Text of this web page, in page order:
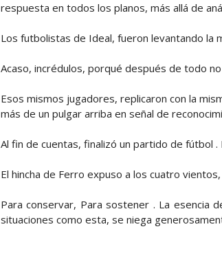
respuesta en todos los planos, más allá de
Los futbolistas de Ideal, fueron levantando la
Acaso, incrédulos, porqué después de todo
Esos mismos jugadores, replicaron con la
más de un pulgar arriba en señal de
Al fin de cuentas, finalizó un partido de fútbol .
El hincha de Ferro expuso a los cuatro
Para conservar, Para sostener . La esencia
situaciones como esta, se niega